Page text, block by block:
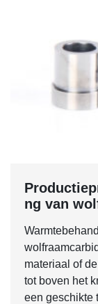
ng van
materiaal of
tot boven het
een geschikte